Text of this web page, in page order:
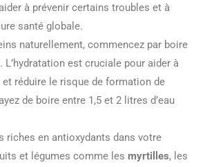
à prévenir certains troubles et à
santé globale.
naturellement, commencez par boire
. L’hydratation est cruciale pour aider à
réduire le risque de formation de
de boire entre 1,5 et 2 litres d’eau
riches en antioxydants dans votre
et légumes comme les myrtilles, les